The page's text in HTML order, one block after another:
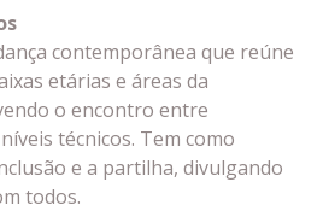
contemporânea que reúne
etárias e áreas da
o encontro entre
técnicos. Tem como
e a partilha, divulgando
todos.